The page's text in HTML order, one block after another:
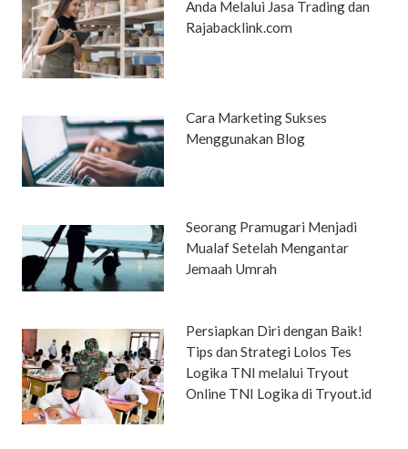
Anda Melalui Jasa Trading dan
Rajabacklink.com
Cara Marketing Sukses
Menggunakan Blog
Seorang Pramugari Menjadi
Mualaf Setelah Mengantar
Jemaah Umrah
Persiapkan Diri dengan Baik!
Tips dan Strategi Lolos Tes
Logika TNI melalui Tryout
Online TNI Logika di Tryout.id